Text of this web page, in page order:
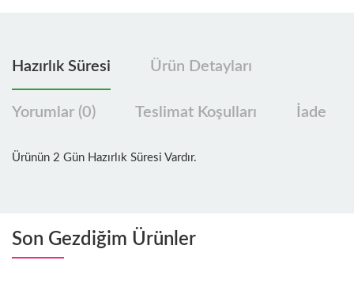
Hazırlık Süresi Ürün Detayları
Yorumlar (0) Teslimat Koşulları İade
Ürünün 2 Gün Hazırlık Süresi Vardır.
Son Gezdiğim Ürünler